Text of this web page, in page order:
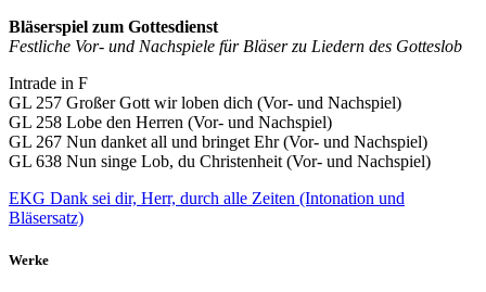
Bläserspiel zum Gottesdienst
Festliche Vor- und Nachspiele für Bläser zu Liedern des Gotteslob
Intrade in F
GL 257 Großer Gott wir loben dich (Vor- und Nachspiel)
GL 258 Lobe den Herren (Vor- und Nachspiel)
GL 267 Nun danket all und bringet Ehr (Vor- und Nachspiel)
GL 638 Nun singe Lob, du Christenheit (Vor- und Nachspiel)
EKG Dank sei dir, Herr, durch alle Zeiten (Intonation und
Bläsersatz)
Werke